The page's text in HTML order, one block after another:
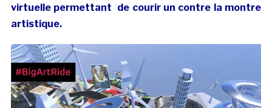
virtuelle permettant de courir un contre la montre
artistique.